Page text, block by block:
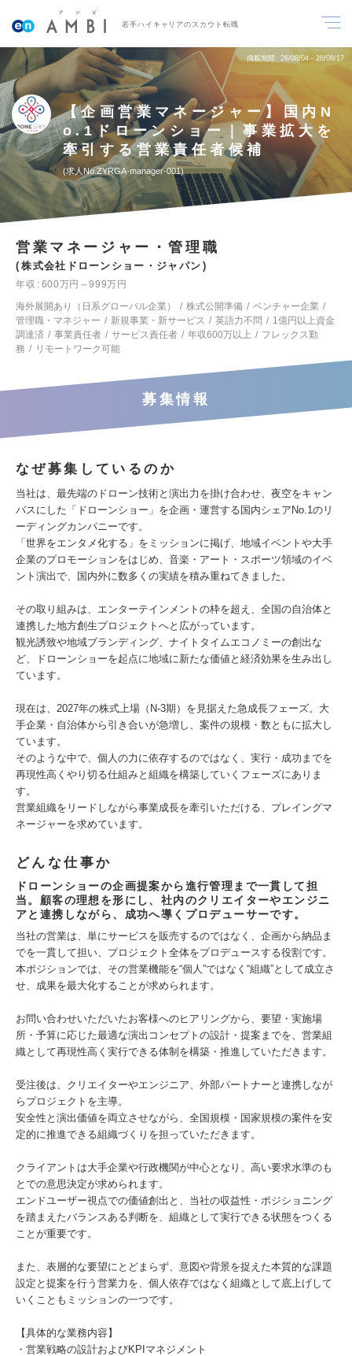
若手ハイキャリアのスカウト転職
掲載期間 26/08/04～26/08/17
【企画営業マネージャー】国内N
o.1ドローンショー｜事業拡大を
牽引する営業責任者候補
求人No.ZYRGA-manager-001
営業マネージャー・管理職
株式会社ドローンショー・ジャパン
年収
600万円～999万円
海外展開あり（日系グローバル企業）
株式公開準備
ベンチャー企業
管理職・マネジャー
新規事業・新サービス 英語力不問
1億円以上資金
調達済
事業責任者 サービス責任者 年収600万以上
フレックス勤
務
リモートワーク可能
募集情報
なぜ募集しているのか
当社は、最先端のドローン技術と演出力を掛け合わせ、夜空をキャン
バスにした「ドローンショー」を企画・運営する国内シェアNo.1のリ
ーディングカンパニーです。
「世界をエンタメ化する」をミッションに掲げ、地域イベントや大手
企業のプロモーションをはじめ、音楽・アート・スポーツ領域のイベ
ント演出で、国内外に数多くの実績を積み重ねてきました。
その取り組みは、エンターテインメントの枠を超え、全国の自治体と
連携した地方創生プロジェクトへと広がっています。
観光誘致や地域ブランディング、ナイトタイムエコノミーの創出な
ど、ドローンショーを起点に地域に新たな価値と経済効果を生み出し
ています。
現在は、2027年の株式上場（N-3期）を見据えた急成長フェーズ。大
手企業・自治体から引き合いが急増し、案件の規模・数ともに拡大し
ています。
そのような中で、個人の力に依存するのではなく、実行・成功までを
再現性高くやり切る仕組みと組織を構築していくフェーズにありま
す。
営業組織をリードしながら事業成長を牽引いただける、プレイングマ
ネージャーを求めています。
どんな仕事か
ドローンショーの企画提案から進行管理まで一貫して担
当。顧客の理想を形にし、社内のクリエイターやエンジニ
アと連携しながら、成功へ導くプロデューサーです。
当社の営業は、単にサービスを販売するのではなく、企画から納品ま
でを一貫して担い、プロジェクト全体をプロデュースする役割です。
本ポジションでは、その営業機能を“個人”ではなく“組織”として成立さ
せ、成果を最大化することが求められます。
お問い合わせいただいたお客様へのヒアリングから、要望・実施場
所・予算に応じた最適な演出コンセプトの設計・提案までを、営業組
織として再現性高く実行できる体制を構築・推進していただきます。
受注後は、クリエイターやエンジニア、外部パートナーと連携しなが
らプロジェクトを主導。
安全性と演出価値を両立させながら、全国規模・国家規模の案件を安
定的に推進できる組織づくりを担っていただきます。
クライアントは大手企業や行政機関が中心となり、高い要求水準のも
とでの意思決定が求められます。
エンドユーザー視点での価値創出と、当社の収益性・ポジショニング
を踏まえたバランスある判断を、組織として実行できる状態をつくる
ことが重要です。
また、表層的な要望にとどまらず、意図や背景を捉えた本質的な課題
設定と提案を行う営業力を、個人依存ではなく組織として底上げして
いくこともミッションの一つです。
【具体的な業務内容】
・営業戦略の設計およびKPIマネジメント